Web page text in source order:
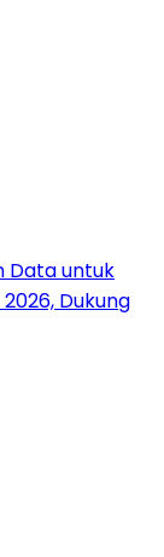
Data untuk
Dukung